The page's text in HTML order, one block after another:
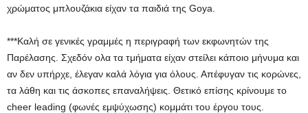
χρώματος μπλουζάκια είχαν τα παιδιά της Goya.
***Kαλή σε γενικές γραμμές η περιγραφή των εκφωνητών της
Παρέλασης. Σχεδόν ολα τα τμήματα είχαν στείλει κάποιο μήνυμα και
αν δεν υπήρχε, έλεγαν καλά λόγια για όλους. Απέφυγαν τις κορώνες,
τα λάθη και τις άσκοπες επαναλήψεις. Θετικό επίσης κρίνουμε το
cheer leading (φωνές εμψύχωσης) κομμάτι του έργου τους.